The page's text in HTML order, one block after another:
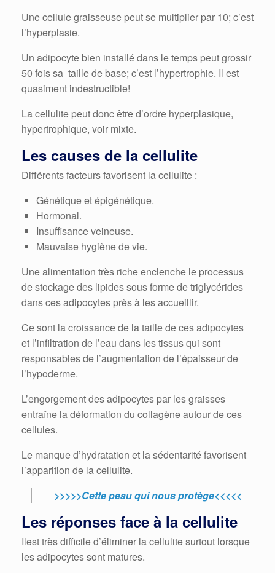
Une cellule graisseuse peut se multiplier par 10; c’est
l’hyperplasie.
Un adipocyte bien installé dans le temps peut grossir
50 fois sa taille de base; c’est l’hypertrophie. Il est
quasiment indestructible!
La cellulite peut donc être d’ordre hyperplasique,
hypertrophique, voir mixte.
Les causes de la cellulite
Différents facteurs favorisent la cellulite :
Génétique et épigénétique.
Hormonal.
Insuffisance veineuse.
Mauvaise hygiène de vie.
Une alimentation très riche enclenche le processus
de stockage des lipides sous forme de triglycérides
dans ces adipocytes près à les accueillir.
Ce sont la croissance de la taille de ces adipocytes
et l’infiltration de l’eau dans les tissus qui sont
responsables de l’augmentation de l’épaisseur de
l’hypoderme.
L’engorgement des adipocytes par les graisses
entraîne la déformation du collagène autour de ces
cellules.
Le manque d’hydratation et la sédentarité favorisent
l’apparition de la cellulite.
>>>>>Cette peau qui nous protège<<<<<
Les réponses face à la cellulite
Ilest très difficile d’éliminer la cellulite surtout lorsque
les adipocytes sont matures.